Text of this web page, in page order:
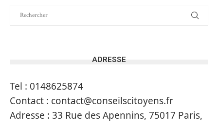
ADRESSE
Tel : 0148625874
Contact : contact@conseilscitoyens.fr
Adresse : 33 Rue des Apennins, 75017 Paris,